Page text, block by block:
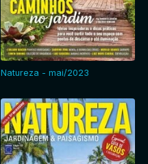
Natureza - mai/2023